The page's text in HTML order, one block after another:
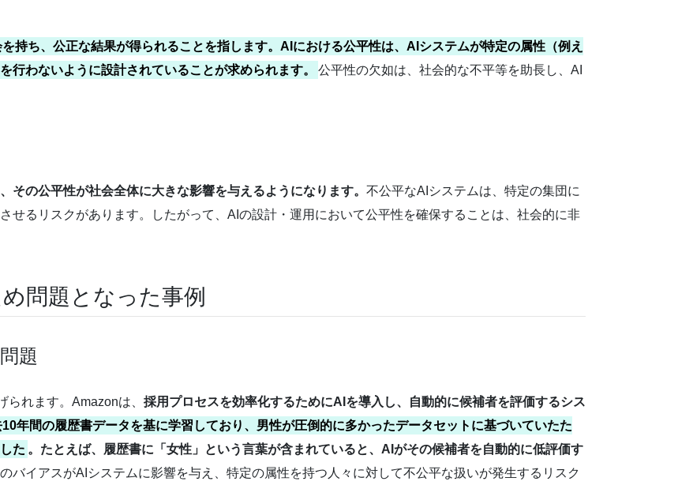
持ち、公正な結果が得られることを指します。AIにおける公平性は、AIシステムが特定の属性（例え
行わないように設計されていることが求められます。
公平性の欠如は、社会的な不平等を助長し、AI
その公平性が社会全体に大きな影響を与えるようになります。 不公平なAIシステムは、特定の集団に
せるリスクがあります。したがって、AIの設計・運用において公平性を確保することは、社会的に非
問題となった事例
題
れます。Amazonは、 採用プロセスを効率化するためにAIを導入し、自動的に候補者を評価するシス
年間の履歴書データを基に学習しており、男性が圧倒的に多かったデータセットに基づいていたた
た 。たとえば、履歴書に「女性」という言葉が含まれていると、AIがその候補者を自動的に低評価す
バイアスがAIシステムに影響を与え、特定の属性を持つ人々に対して不公平な扱いが発生するリスク